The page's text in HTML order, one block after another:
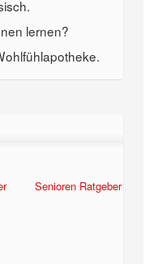
lernen?
Senioren Ratgeber